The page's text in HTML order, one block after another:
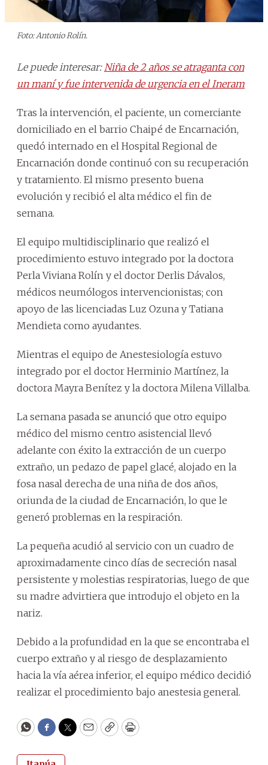
Foto: Antonio Rolín.
Le puede interesar: Niña de 2 años se atraganta con
un maní y fue intervenida de urgencia en el Ineram
Tras la intervención, el paciente, un comerciante
domiciliado en el barrio Chaipé de Encarnación,
quedó internado en el Hospital Regional de
Encarnación donde continuó con su recuperación
y tratamiento. El mismo presento buena
evolución y recibió el alta médico el fin de
semana.
El equipo multidisciplinario que realizó el
procedimiento estuvo integrado por la doctora
Perla Viviana Rolín y el doctor Derlis Dávalos,
médicos neumólogos intervencionistas; con
apoyo de las licenciadas Luz Ozuna y Tatiana
Mendieta como ayudantes.
Mientras el equipo de Anestesiología estuvo
integrado por el doctor Herminio Martínez, la
doctora Mayra Benítez y la doctora Milena Villalba.
La semana pasada se anunció que otro equipo
médico del mismo centro asistencial llevó
adelante con éxito la extracción de un cuerpo
extraño, un pedazo de papel glacé, alojado en la
fosa nasal derecha de una niña de dos años,
oriunda de la ciudad de Encarnación, lo que le
generó problemas en la respiración.
La pequeña acudió al servicio con un cuadro de
aproximadamente cinco días de secreción nasal
persistente y molestias respiratorias, luego de que
su madre advirtiera que introdujo el objeto en la
nariz.
Debido a la profundidad en la que se encontraba el
cuerpo extraño y al riesgo de desplazamiento
hacia la vía aérea inferior, el equipo médico decidió
realizar el procedimiento bajo anestesia general.
WhatsApp
Facebook
Twitter
EmailCopyPrint